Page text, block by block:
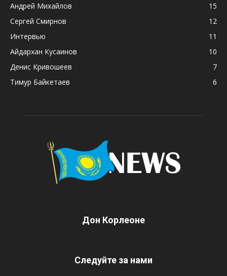
Андрей Михайлов
15
Сергей Смирнов
12
Интервью
11
Айдархан Кусаинов
10
Денис Кривошеев
7
Тимур Байкетаев
6
Дон Корлеоне
Следуйте за нами